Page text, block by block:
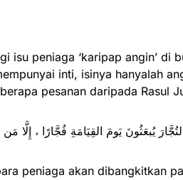
isu peniaga ‘karipap angin’ di
inti, isinya hanyalah
pesanan daripada Rasul
يُبعَثُونَ يَومَ القِيَامَةِ فُجَّارًا ، إِلَّا
peniaga akan dibangkitkan